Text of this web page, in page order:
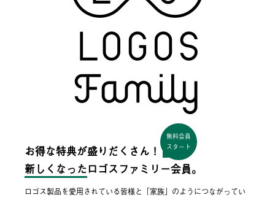
お得な特典が盛りだくさん！
無料会員
スタート
新しくなった ロゴスファミリー会員。
ロゴス製品を愛用されている皆様と「家族」のようにつながってい